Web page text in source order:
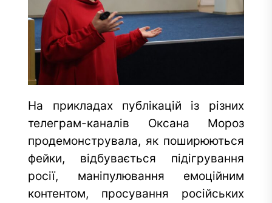
На прикладах публікацій із різних
телеграм-каналів Оксана Мороз
продемонструвала, як поширюються
фейки, відбувається підігрування
росії, маніпулювання емоційним
контентом, просування російських